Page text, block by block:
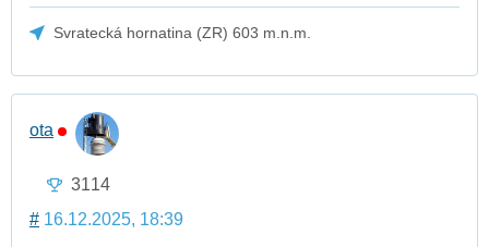
Svratecká hornatina (ZR) 603 m.n.m.
ota
3114
# 16.12.2025, 18:39